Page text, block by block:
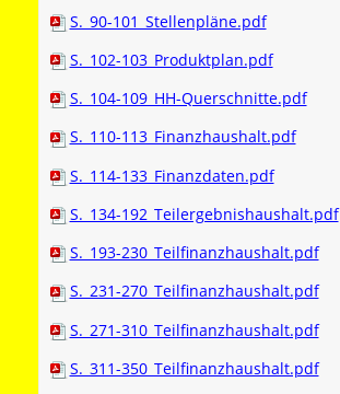
S._90-101_Stellenpläne.pdf
S._102-103_Produktplan.pdf
S._104-109_HH-Querschnitte.pdf
S._110-113_Finanzhaushalt.pdf
S._114-133_Finanzdaten.pdf
S._134-192_Teilergebnishaushalt.pdf
S._193-230_Teilfinanzhaushalt.pdf
S._231-270_Teilfinanzhaushalt.pdf
S._271-310_Teilfinanzhaushalt.pdf
S._311-350_Teilfinanzhaushalt.pdf